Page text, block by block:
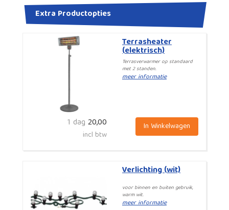
Extra Productopties
Terrasheater
(elektrisch)
Terrasverwarmer op standaard
met 2 standen.
meer informatie
20,00
1 dag
incl btw
In Winkelwagen
Verlichting (wit)
voor binnen en buiten gebruik,
warm wit.
meer informatie